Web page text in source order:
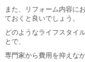
また、リフォーム内容に
ておくと良いでしょう。
どのようなライフスタイ
とで、
専門家から費用を抑えな